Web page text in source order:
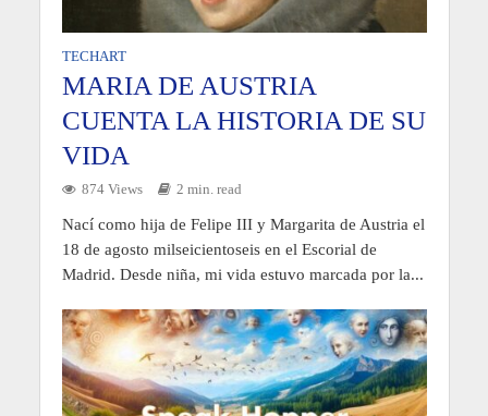
TECHART
MARIA DE AUSTRIA
CUENTA LA HISTORIA DE SU
VIDA
874 Views 2 min. read
Nací como hija de Felipe III y Margarita de Austria el
18 de agosto milseicientoseis en el Escorial de
Madrid. Desde niña, mi vida estuvo marcada por la...